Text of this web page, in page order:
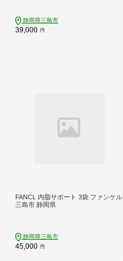
かず お取り寄せ グルメ 郷土料理 和
食 鰻重 鰻丼 特産品 静岡うなぎ 三島
市 静岡県
静岡県三島市
39,000 円
FANCL 内脂サポート 3袋 ファンケル
三島市 静岡県
静岡県三島市
45,000 円